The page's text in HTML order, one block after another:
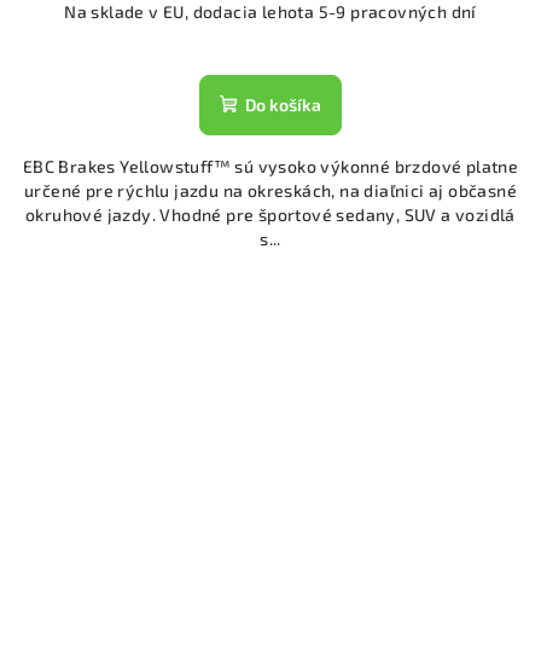
Na sklade v EU, dodacia lehota 5-9 pracovných dní
Do košíka
EBC Brakes Yellowstuff™ sú vysoko výkonné brzdové platne
určené pre rýchlu jazdu na okreskách, na diaľnici aj občasné
okruhové jazdy. Vhodné pre športové sedany, SUV a vozidlá
s...